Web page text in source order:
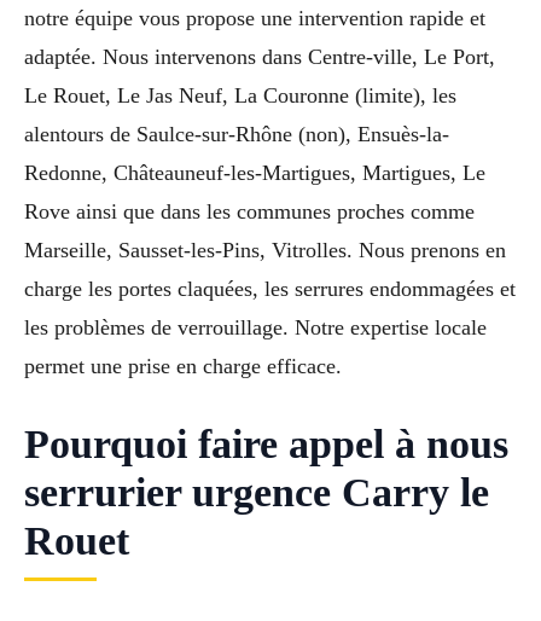
notre équipe vous propose une intervention rapide et
adaptée. Nous intervenons dans Centre-ville, Le Port,
Le Rouet, Le Jas Neuf, La Couronne (limite), les
alentours de Saulce-sur-Rhône (non), Ensuès-la-
Redonne, Châteauneuf-les-Martigues, Martigues, Le
Rove ainsi que dans les communes proches comme
Marseille, Sausset-les-Pins, Vitrolles. Nous prenons en
charge les portes claquées, les serrures endommagées et
les problèmes de verrouillage. Notre expertise locale
permet une prise en charge efficace.
Pourquoi faire appel à nous
serrurier urgence Carry le
Rouet